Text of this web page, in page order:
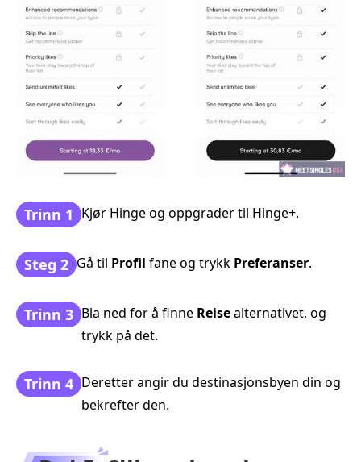
Trinn 1 Kjør Hinge og oppgrader til Hinge+.
Steg 2 Gå til Profil fane og trykk Preferanser.
Trinn 3 Bla ned for å finne Reisealternativet, og
trykk på det.
Trinn 4 Deretter angir du destinasjonsbyen din og
bekrefter den.